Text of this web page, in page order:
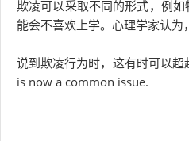
欺凌可以采取不同的形式，例如
能会不喜欢上学。心理学家认
说到欺凌行为时，这有时可以超
is now a common issue.